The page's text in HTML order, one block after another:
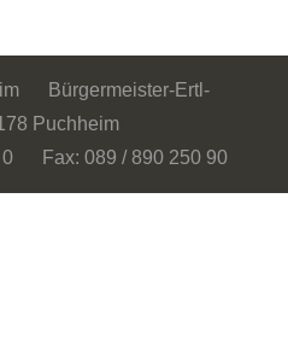
Bürgermeister-Ertl-
Puchheim
0 Fax: 089 / 890 250 90